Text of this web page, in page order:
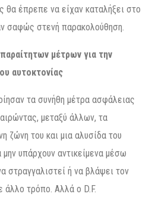
θα έπρεπε να είχαν καταλήξει στο
σαφώς στενή παρακολούθηση.
μέτρων για την
αυτοκτονίας
τα συνήθη μέτρα ασφάλειας
μεταξύ άλλων, τα
ζώνη του και μια αλυσίδα του
υπάρχουν αντικείμενα μέσω
στραγγαλιστεί ή να βλάψει τον
άλλο τρόπο. Αλλά ο D.F.